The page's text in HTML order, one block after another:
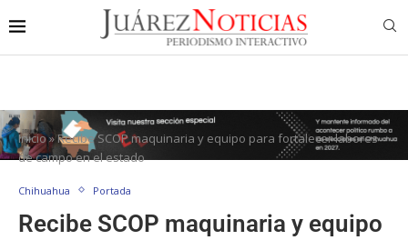
Inicio»Recibe SCOP maquinaria y equipo para fortalecer labores
de campo en el estado
Chihuahua Portada
Recibe SCOP maquinaria y equipo